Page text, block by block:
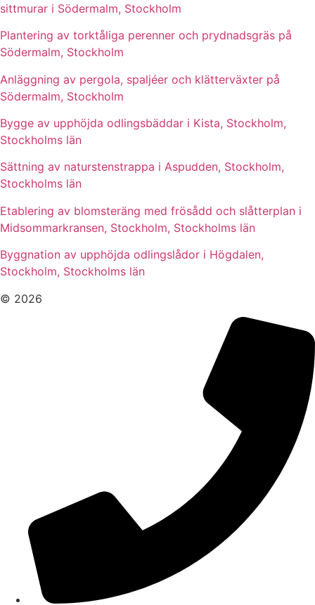
sittmurar i Södermalm, Stockholm
Plantering av torktåliga perenner och prydnadsgräs på
Södermalm, Stockholm
Anläggning av pergola, spaljéer och klätterväxter på
Södermalm, Stockholm
Bygge av upphöjda odlingsbäddar i Kista, Stockholm,
Stockholms län
Sättning av naturstenstrappa i Aspudden, Stockholm,
Stockholms län
Etablering av blomsteräng med frösådd och slåtterplan i
Midsommarkransen, Stockholm, Stockholms län
Byggnation av upphöjda odlingslådor i Högdalen,
Stockholm, Stockholms län
© 2026